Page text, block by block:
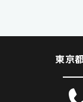
東京